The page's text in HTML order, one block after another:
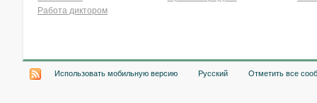
Работа диктором
Использовать мобильную версию Русский Отметить все